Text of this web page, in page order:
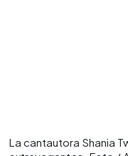
La cantautora Shania